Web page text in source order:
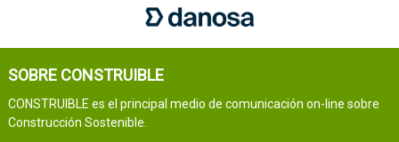
SOBRE CONSTRUIBLE
CONSTRUIBLE es el principal medio de comunicación on-line sobre
Construcción Sostenible.